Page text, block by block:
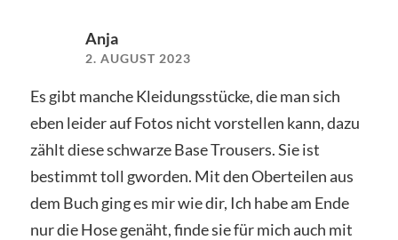
Anja
2. AUGUST 2023
Es gibt manche Kleidungsstücke, die man sich
eben leider auf Fotos nicht vorstellen kann, dazu
zählt diese schwarze Base Trousers. Sie ist
bestimmt toll gworden. Mit den Oberteilen aus
dem Buch ging es mir wie dir, Ich habe am Ende
nur die Hose genäht, finde sie für mich auch mit